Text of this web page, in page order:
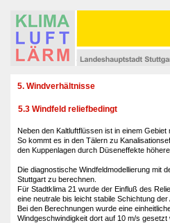
5. Windverhältnisse
5.3 Windfeld reliefbedingt
Neben den Kaltluftflüssen ist in einem
So kommt es in den Tälern zu
den Kuppenlagen durch Düseneffekte
Die diagnostische Windfeldmodellierung mit
Stuttgart zu berechnen.
Für Stadtklima 21 wurde der Einfluß des
eine neutrale bis leicht stabile Schichtung
Bei den Berechnungen wurde eine
Windgeschwindigkeit dort auf 10 m/s